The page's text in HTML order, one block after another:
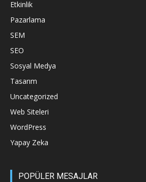
Etkinlik
Pazarlama
SEM
SEO
Sosyal Medya
Tasarım
Uncategorized
Web Siteleri
WordPress
Yapay Zeka
POPÜLER MESAJLAR